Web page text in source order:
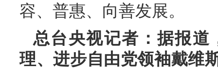
容、普惠、向善发展。
总台央视记者：据报道
理、进步自由党领袖戴维